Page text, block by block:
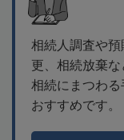
相続人調査や
更、相続放棄な
相続にまつわ
おすすめです。